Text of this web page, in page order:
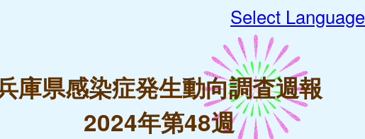
Select Language
庫県感染症発生動向調査週報
2024年第48週